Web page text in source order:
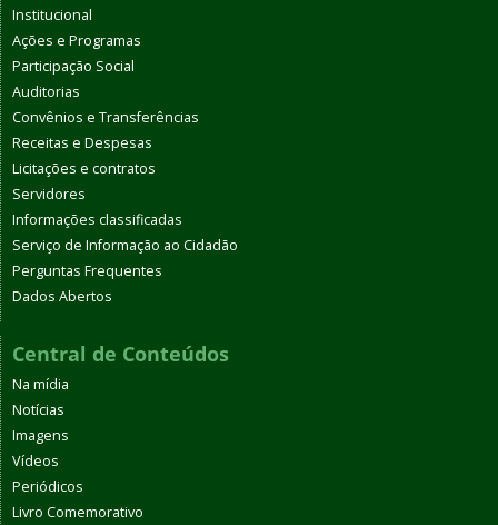
Institucional
Ações e Programas
Participação Social
Auditorias
Convênios e Transferências
Receitas e Despesas
Licitações e contratos
Servidores
Informações classificadas
Serviço de Informação ao Cidadão
Perguntas Frequentes
Dados Abertos
Central de Conteúdos
Na mídia
Notícias
Imagens
Vídeos
Periódicos
Livro Comemorativo